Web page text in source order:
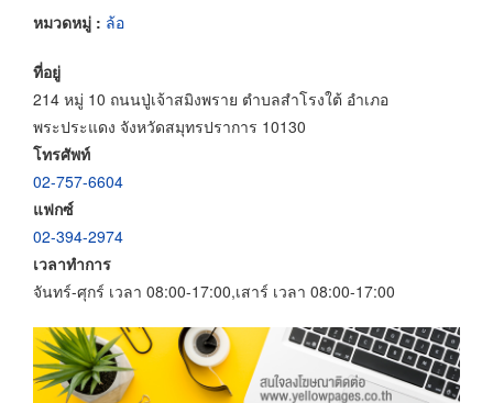
หมวดหมู่ : ล้อ
ที่อยู่
214 หมู่ 10 ถนนปู่เจ้าสมิงพราย ตำบลสำโรงใต้ อำเภอ
พระประแดง จังหวัดสมุทรปราการ 10130
โทรศัพท์
02-757-6604
แฟกซ์
02-394-2974
เวลาทำการ
จันทร์-ศุกร์ เวลา 08:00-17:00,เสาร์ เวลา 08:00-17:00